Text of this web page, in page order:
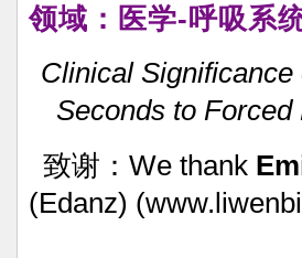
领域：医学-呼吸系
ClinicalSignificance
Seconds to Forced
致谢：We thank
(Edanz)